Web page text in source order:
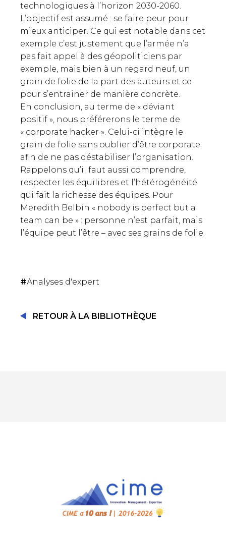
technologiques à l’horizon 2030-2060.
L’objectif est assumé : se faire peur pour
mieux anticiper. Ce qui est notable dans cet
exemple c’est justement que l’armée n’a
pas fait appel à des géopoliticiens par
exemple, mais bien à un regard neuf, un
grain de folie de la part des auteurs et ce
pour s’entrainer de manière concrète.
En conclusion, au terme de « déviant
positif », nous préférerons le terme de
« corporate hacker ». Celui-ci intègre le
grain de folie sans oublier d’être corporate
afin de ne pas déstabiliser l’organisation.
Rappelons qu’il faut aussi comprendre,
respecter les équilibres et l’hétérogénéité
qui fait la richesse des équipes. Pour
Meredith Belbin « nobody is perfect but a
team can be » : personne n’est parfait, mais
l’équipe peut l’être – avec ses grains de folie.
#Analyses d'expert
RETOUR À LA BIBLIOTHÈQUE